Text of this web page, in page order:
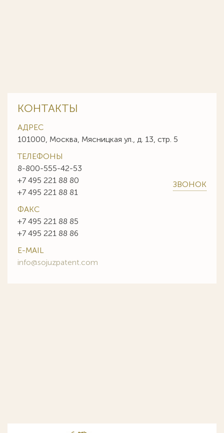
КОНТАКТЫ
АДРЕС
101000, Москва, Мясницкая ул., д. 13, стр. 5
ТЕЛЕФОНЫ
8-800-555-42-53
+7 495 221 88 80
+7 495 221 88 81
ЗВОНОК
ФАКС
+7 495 221 88 85
+7 495 221 88 86
E-MAIL
info@sojuzpatent.com